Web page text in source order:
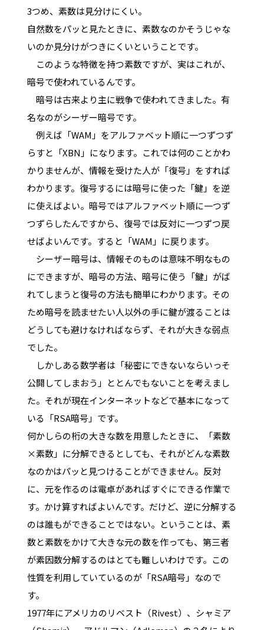
3つめ、素数は見分けにくい。
自然数をパッと見たときに、素数なのかそうじゃな
いのか見分けがつきにくいということです。
このような特徴を持つ素数ですが、実はこれが、
暗号で使われているんです。
暗号は古来より主に戦争で使われてきました。有
名なのがシーザー暗号です。
例えば「WAM」をアルファベット順に一つずつず
らすと「XBN」になります。これでは何のことかわ
かりませんが、情報を受けた人が「復号」をすれば
わかります。復号するには暗号に使った「鍵」を逆
に使えばよい。暗号ではアルファベット順に一つず
つずらしたんですから、復号では反対に一つずつ戻
せばよいんです。すると「WAM」に戻ります。
シーザー暗号は、情報そのものは意味不明なもの
にできますが、暗号の方法、暗号に使う「鍵」がば
れてしまうと復号の方法も簡単にわかります。その
ため暗号を読ませたい人以外の手に鍵が渡ることは
どうしても避けなければならず、それが大きな弱点
でした。
しかしある数学者は「秘密にできないならいっそ
公開してしまおう」ととんでもないことを考えまし
た。それが現在インターネットなどで基本になって
いる「RSA暗号」です。
何かしらの桁の大きな数を用意したときに、「素数
×素数」に分解できるとしても、それがどんな素数
なのかはパッと見つけることができません。反対
に、元を作るのは電卓があればすぐにできる作業で
す。かけ算すればよいんです。だけど、逆に分解する
のは誰もができることではない。ということは、素
数と素数をかけて大きな元の数を作っても、第三者
が素因数分解するのはとても難しいわけです。この
性質を利用していているのが「RSA暗号」なので
す。
1977年にアメリカのリベスト（Rivest）、シャミア